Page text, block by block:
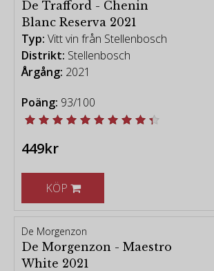
De Trafford - Chenin
Blanc Reserva 2021
Typ: Vitt vin från Stellenbosch
Distrikt: Stellenbosch
Årgång: 2021
Poäng: 93/100
449kr
KÖP
De Morgenzon
De Morgenzon - Maestro
White 2021